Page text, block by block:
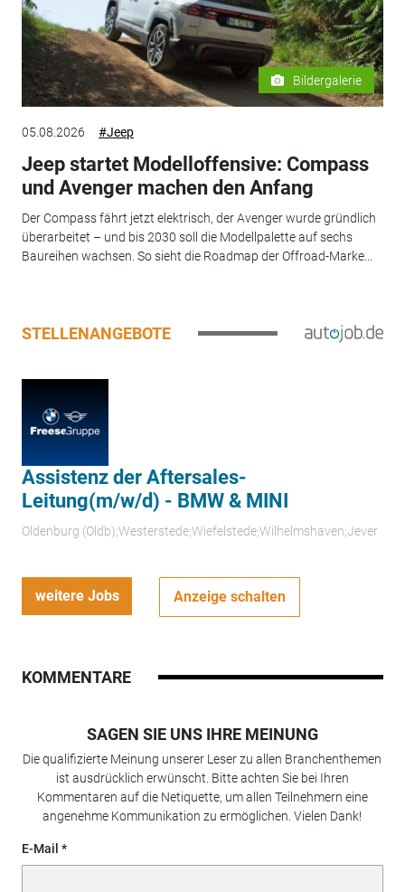
Bildergalerie
05.08.2026 #Jeep
Jeep startet Modelloffensive: Compass
und Avenger machen den Anfang
Der Compass fährt jetzt elektrisch, der Avenger wurde gründlich
überarbeitet – und bis 2030 soll die Modellpalette auf sechs
Baureihen wachsen. So sieht die Roadmap der Offroad-Marke...
STELLENANGEBOTE
Assistenz der Aftersales-
Leitung(m/w/d) - BMW & MINI
Oldenburg (Oldb);Westerstede;Wiefelstede;Wilhelmshaven;Jever
weitere Jobs Anzeige schalten
KOMMENTARE
SAGEN SIE UNS IHRE MEINUNG
Die qualifizierte Meinung unserer Leser zu allen Branchenthemen
ist ausdrücklich erwünscht. Bitte achten Sie bei Ihren
Kommentaren auf die Netiquette, um allen Teilnehmern eine
angenehme Kommunikation zu ermöglichen. Vielen Dank!
E-Mail